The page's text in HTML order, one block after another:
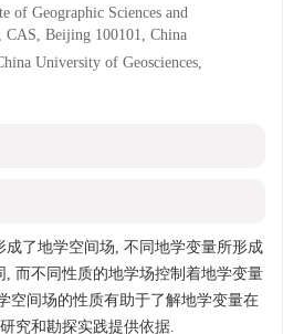
of Geographic Sciences and
CAS, Beijing 100101, China
University of Geosciences,
成了地学空间场, 不同地学变量所形成
, 而不同性质的地学场控制着地学变量
空间场的性质有助于了解地学变量在
究和勘探实践提供依据.